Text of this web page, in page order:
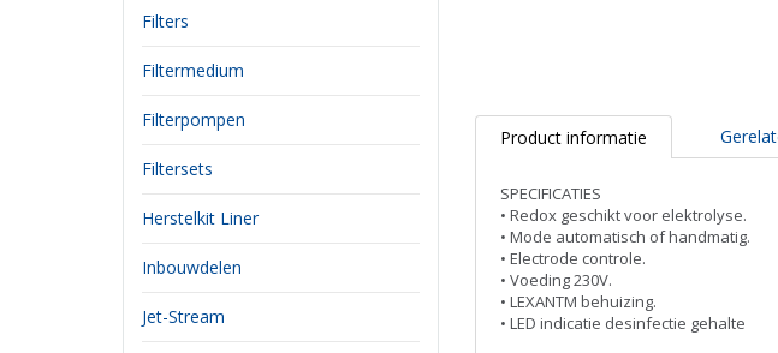
Filters
Filtermedium
Filterpompen
Filtersets
Herstelkit Liner
Inbouwdelen
Jet-Stream
Product informatie
SPECIFICATIES
• Redox geschikt voor elektrolyse.
• Mode automatisch of handmatig.
• Electrode controle.
• Voeding 230V.
• LEXANTM behuizing.
• LED indicatie desinfectie gehalte